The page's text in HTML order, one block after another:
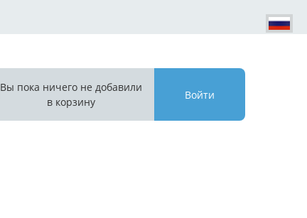
Вы пока ничего не добавили
в корзину
Войти